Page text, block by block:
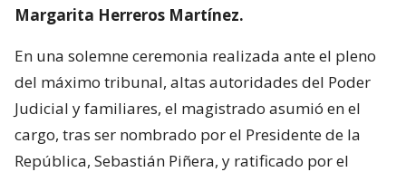
Margarita Herreros Martínez.
En una solemne ceremonia realizada ante el pleno
del máximo tribunal, altas autoridades del Poder
Judicial y familiares, el magistrado asumió en el
cargo, tras ser nombrado por el Presidente de la
República, Sebastián Piñera, y ratificado por el